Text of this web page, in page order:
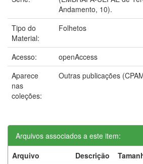
Andamento, 10).
Tipo do
Material:
Folhetos
Acesso:
openAccess
Aparece
nas
coleções:
Outras publicações
Arquivos associados a este item:
Arquivo
Descrição